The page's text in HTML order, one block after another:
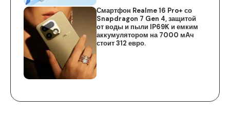
Смартфон Realme 16 Pro+ со
Snapdragon 7 Gen 4, защитой
от воды и пыли IP69K и емким
аккумулятором на 7000 мАч
стоит 312 евро.